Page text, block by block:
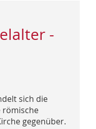
-
sich die
römische
gegenüber.